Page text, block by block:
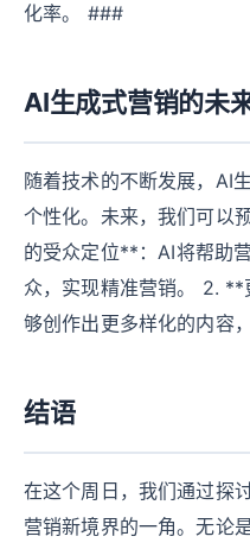
化率。 ###
AI生成式营销的未
随着技术的不断发展，AI
个性化。未来，我们可以
的受众定位**：AI将帮助
众，实现精准营销。 2.
够创作出更多样化的内容
结语
在这个周日，我们通过探
营销新境界的一角。无论